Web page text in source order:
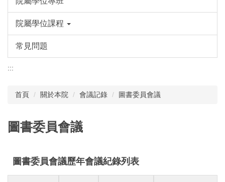
院屬學位課程
常見問題
:::
首頁 關於本院 會議記錄 圖書委員會議
圖書委員會議
圖書委員會議歷年會議紀錄列表